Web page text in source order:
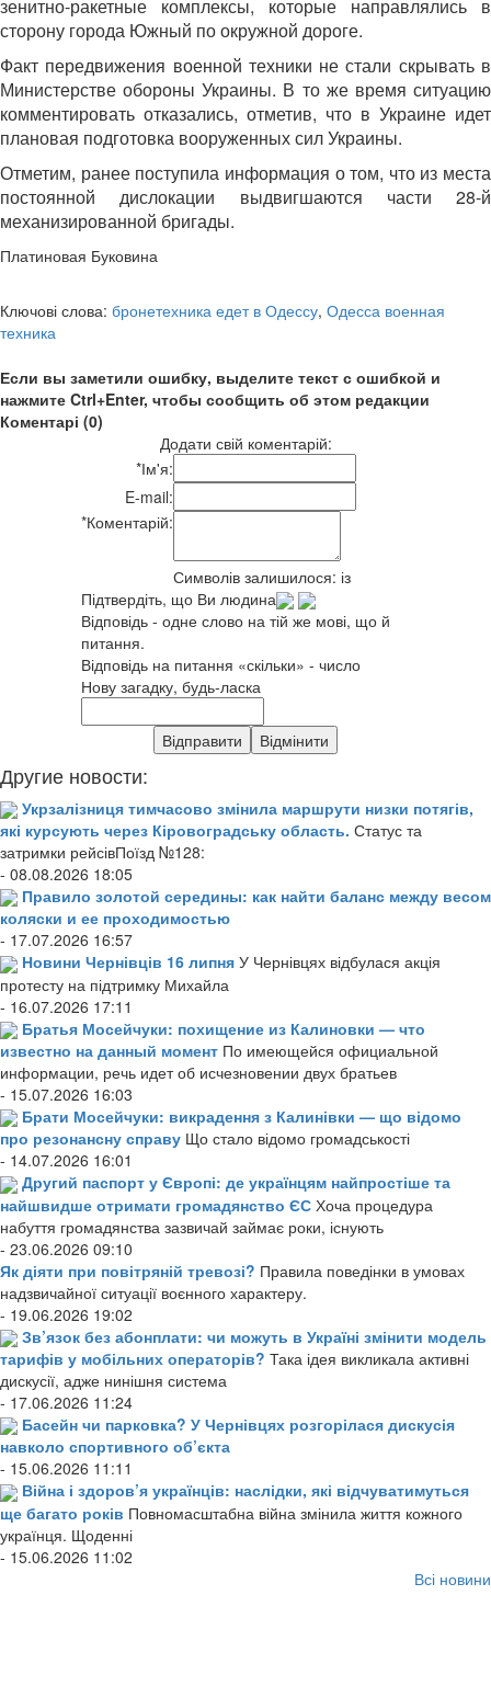
зенитно-ракетные комплексы, которые направлялись в
сторону города Южный по окружной дороге.
Факт передвижения военной техники не стали скрывать в
Министерстве обороны Украины. В то же время ситуацию
комментировать отказались, отметив, что в Украине идет
плановая подготовка вооруженных сил Украины.
Отметим, ранее поступила информация о том, что из места
постоянной дислокации выдвигшаются части 28-й
механизированной бригады.
Платиновая Буковина
Ключові слова: бронетехника едет в Одессу, Одесса военная
техника
Если вы заметили ошибку, выделите текст с ошибкой и
нажмите Ctrl+Enter, чтобы сообщить об этом редакции
Коментарі (0)
Додати свій коментарій:
*Ім'я:
E-mail:
*Коментарій:
Символів залишилося: із
Підтвердіть, що Ви людина
Відповідь - одне слово на тій же мові, що й
питання.
Відповідь на питання «скільки» - число
Нову загадку, будь-ласка
Другие новости:
Укрзалізниця тимчасово змінила маршрути низки потягів,
які курсують через Кіровоградську область. Статус та
затримки рейсівПоїзд №128:
- 08.08.2026 18:05
Правило золотой середины: как найти баланс между весом
коляски и ее проходимостью
- 17.07.2026 16:57
Новини Чернівців 16 липня У Чернівцях відбулася акція
протесту на підтримку Михайла
- 16.07.2026 17:11
Братья Мосейчуки: похищение из Калиновки — что
известно на данный момент По имеющейся официальной
информации, речь идет об исчезновении двух братьев
- 15.07.2026 16:03
Брати Мосейчуки: викрадення з Калинівки — що відомо
про резонансну справу Що стало відомо громадськості
- 14.07.2026 16:01
Другий паспорт у Європі: де українцям найпростіше та
найшвидше отримати громадянство ЄС Хоча процедура
набуття громадянства зазвичай займає роки, існують
- 23.06.2026 09:10
Як діяти при повітряній тревозі? Правила поведінки в умовах
надзвичайної ситуації воєнного характеру.
- 19.06.2026 19:02
Зв’язок без абонплати: чи можуть в Україні змінити модель
тарифів у мобільних операторів? Така ідея викликала активні
дискусії, адже нинішня система
- 17.06.2026 11:24
Басейн чи парковка? У Чернівцях розгорілася дискусія
навколо спортивного об’єкта
- 15.06.2026 11:11
Війна і здоров’я українців: наслідки, які відчуватимуться
ще багато років Повномасштабна війна змінила життя кожного
українця. Щоденні
- 15.06.2026 11:02
Всі новини